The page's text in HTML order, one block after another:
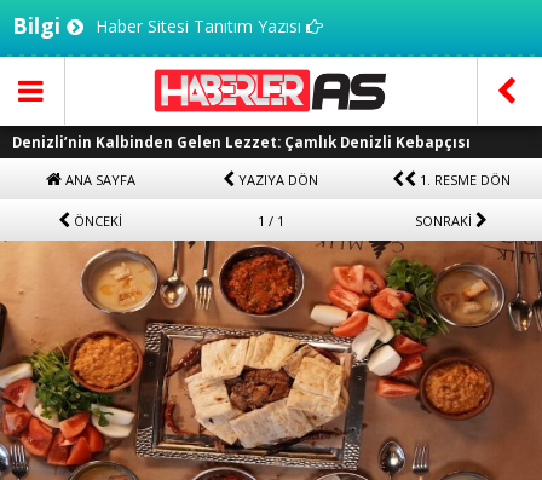
Bilgi Haber Sitesi Tanıtım Yazısı
Denizli’nin Kalbinden Gelen Lezzet: Çamlık Denizli Kebapçısı
ANA SAYFA YAZIYA DÖN 1. RESME DÖN
ÖNCEKİ 1 / 1 SONRAKİ